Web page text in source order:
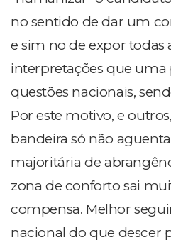
no sentido de dar um
e sim no de expor todas
interpretações que uma
questões nacionais,
Por este motivo, e
bandeira só não
majoritária de
zona de conforto sai
compensa. Melhor
nacional do que descer